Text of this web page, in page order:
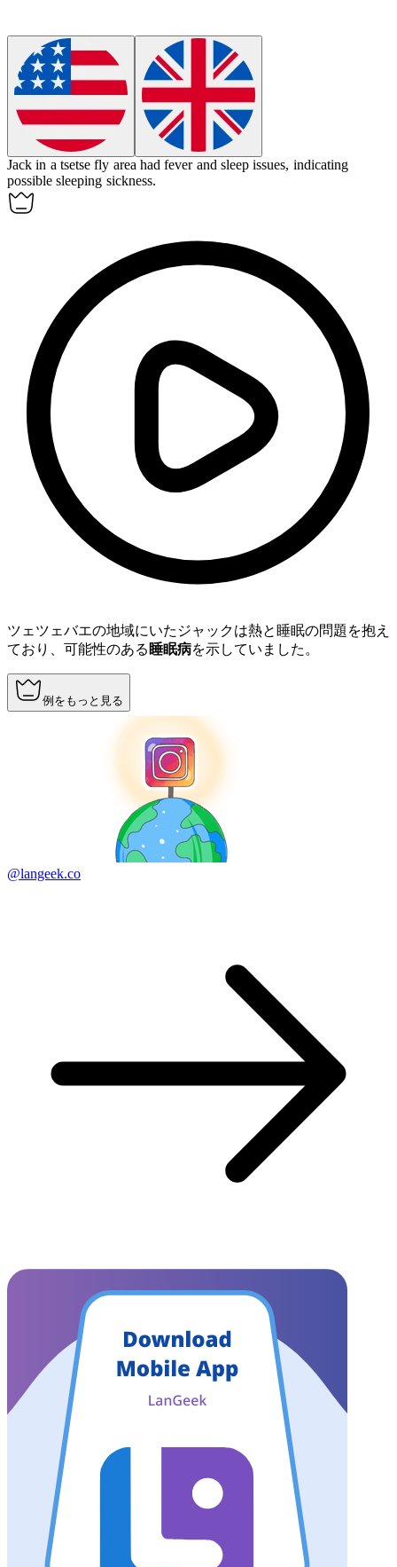
Jack in a tsetse fly area had fever and sleep issues, indicating
possiblesleeping sickness.
ツェツェバエの地域にいたジャックは熱と睡眠の問題を抱え
ており、可能性のある 睡眠病を示していました。
例をもっと見る
@langeek.co